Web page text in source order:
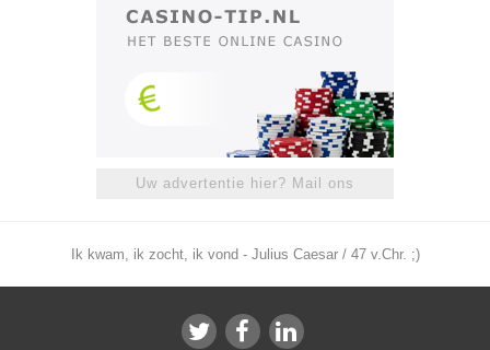
Uw advertentie hier? Mail ons
Ik kwam, ik zocht, ik vond - Julius Caesar / 47 v.Chr. ;)